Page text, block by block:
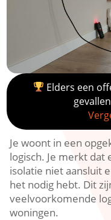
Elders een
Je woont in een
logisch.​ Je merkt dat
isolatie niet aansluit
het nodig hebt.​ Dit
veelvoorkomende
woningen.​